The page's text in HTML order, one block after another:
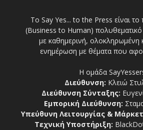
Το Say Yes... to the Press είναι
(Business to Human)
με καθημερινή, ολοκληρωμένη
ενημέρωση με θέματα που
Η ομάδα
Διεύθυνση: Κλειώ
Διεύθυνση Σύνταξης:
Εμπορική Διεύθυνση:
Υπεύθυνη Λειτουργίας &
Τεχνική Υποστήριξη: